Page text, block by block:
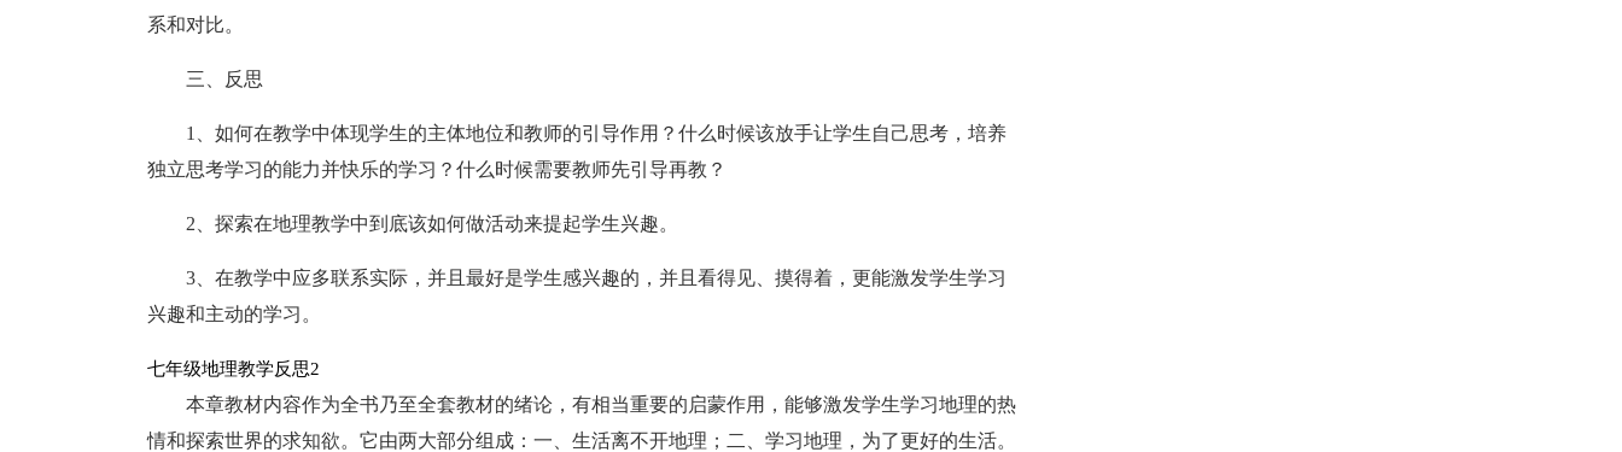
系和对比。
三、反思
1、如何在教学中体现学生的主体地位和教师的引导作用？什么时候该放手让学生自己思考，培养
独立思考学习的能力并快乐的学习？什么时候需要教师先引导再教？
2、探索在地理教学中到底该如何做活动来提起学生兴趣。
3、在教学中应多联系实际，并且最好是学生感兴趣的，并且看得见、摸得着，更能激发学生学习
兴趣和主动的学习。
七年级地理教学反思2
本章教材内容作为全书乃至全套教材的绪论，有相当重要的启蒙作用，能够激发学生学习地理的热
情和探索世界的求知欲。它由两大部分组成：一、生活离不开地理；二、学习地理，为了更好的生活。